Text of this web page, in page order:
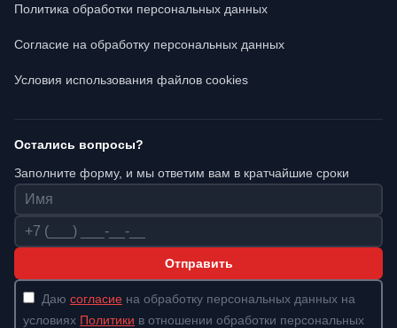
Политика обработки персональных данных
Согласие на обработку персональных данных
Условия использования файлов cookies
Остались вопросы?
Заполните форму, и мы ответим вам в кратчайшие сроки
Имя
Телефон
Отправить
Даю согласие на обработку персональных данных на
условиях Политики в отношении обработки персональных